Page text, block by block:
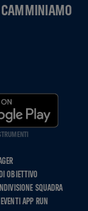
OBIETTIVO
SQUADRA
APP RUN